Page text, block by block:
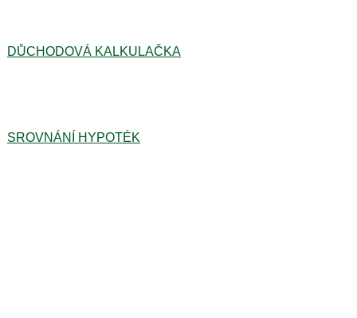
DŮCHODOVÁ KALKULAČKA
SROVNÁNÍ HYPOTÉK